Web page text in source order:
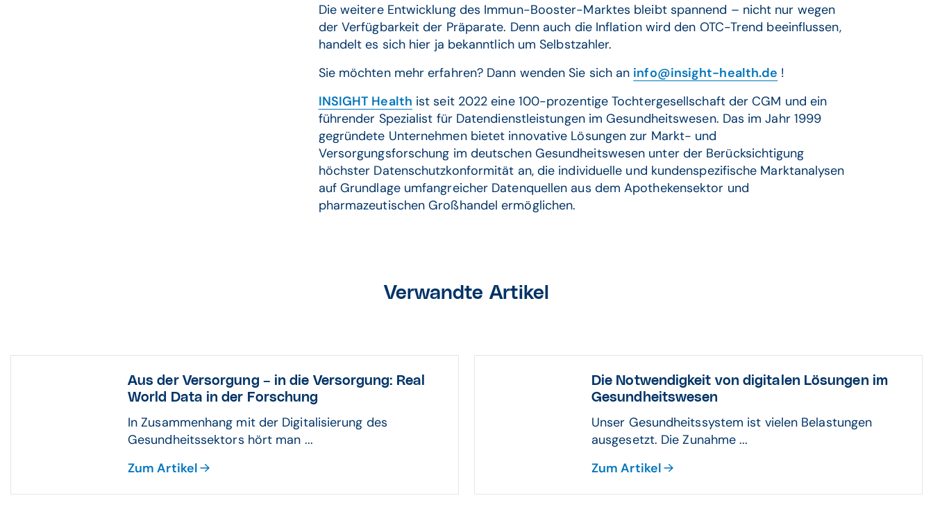
Die weitere Entwicklung des Immun-Booster-Marktes bleibt spannend – nicht nur wegen
der Verfügbarkeit der Präparate. Denn auch die Inflation wird den OTC-Trend beeinflussen,
handelt es sich hier ja bekanntlich um Selbstzahler.
Sie möchten mehr erfahren? Dann wenden Sie sich an info@insight-health.de !
INSIGHT Health ist seit 2022 eine 100-prozentige Tochtergesellschaft der CGM und ein
führender Spezialist für Datendienstleistungen im Gesundheitswesen. Das im Jahr 1999
gegründete Unternehmen bietet innovative Lösungen zur Markt- und
Versorgungsforschung im deutschen Gesundheitswesen unter der Berücksichtigung
höchster Datenschutzkonformität an, die individuelle und kundenspezifische Marktanalysen
auf Grundlage umfangreicher Datenquellen aus dem Apothekensektor und
pharmazeutischen Großhandel ermöglichen.
Verwandte Artikel
Aus der Versorgung – in die Versorgung: Real
World Data in der Forschung
In Zusammenhang mit der Digitalisierung des
Gesundheitssektors hört man ...
Zum Artikel
Die Notwendigkeit von digitalen Lösungen im
Gesundheitswesen
Unser Gesundheitssystem ist vielen Belastungen
ausgesetzt. Die Zunahme ...
Zum Artikel